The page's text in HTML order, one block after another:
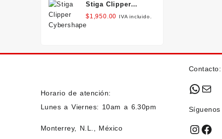
Stiga Clipper
Cybershape
$1,950.00 IVA incluido.
Horario de atención:
Lunes a Viernes: 10am a 6.30pm
Monterrey, N.L., México
Contacto:
Mail
Síguenos